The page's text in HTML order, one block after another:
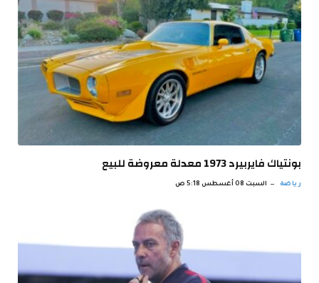
بونتياك فايربيرد 1973 معدلة معروضة للبيع
رياضة السبت 08 أغسطس 5:18 ص